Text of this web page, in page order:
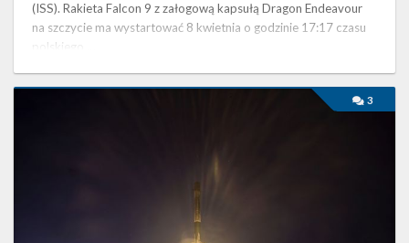
(ISS). Rakieta Falcon 9 z załogową kapsułą Dragon Endeavour
na szczycie ma wystartować 8 kwietnia o godzinie 17:17 czasu
polskiego …
3